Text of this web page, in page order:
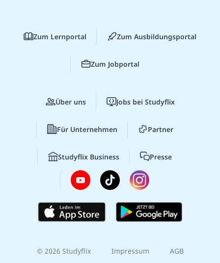
Zum Lernportal Zum Ausbildungsportal
Zum Jobportal
Über uns Jobs bei Studyflix
Für Unternehmen Partner
Studyflix Business Presse
© 2026 Studyflix Impressum AGB